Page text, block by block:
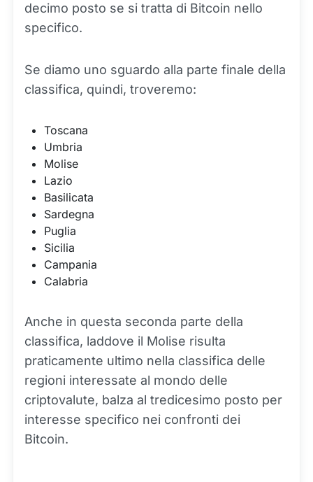
decimo posto se si tratta di Bitcoin nello
specifico.
Se diamo uno sguardo alla parte finale della
classifica, quindi, troveremo:
Toscana
Umbria
Molise
Lazio
Basilicata
Sardegna
Puglia
Sicilia
Campania
Calabria
Anche in questa seconda parte della
classifica, laddove il Molise risulta
praticamente ultimo nella classifica delle
regioni interessate al mondo delle
criptovalute, balza al tredicesimo posto per
interesse specifico nei confronti dei
Bitcoin.